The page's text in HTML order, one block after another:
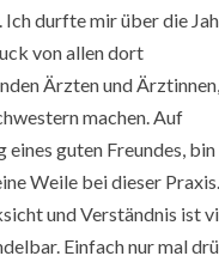
Ich durfte mir über die
von allen dort
Ärzten und
machen. Auf
eines guten Freundes,
Weile bei dieser
und Verständnis ist
Einfach nur mal